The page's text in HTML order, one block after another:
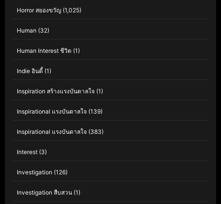
Horror สยองขวัญ (1,025)
Human (32)
Human Interest ชีวิต (1)
Indie อินดี้ (1)
Inspiration สร้างแรงบันดาลใจ (1)
Inspirational แรงบันดาลใจ (139)
Inspirational แรงบันดาลใจ (383)
Interest (3)
Investigation (126)
Investigation สืบสวน (1)